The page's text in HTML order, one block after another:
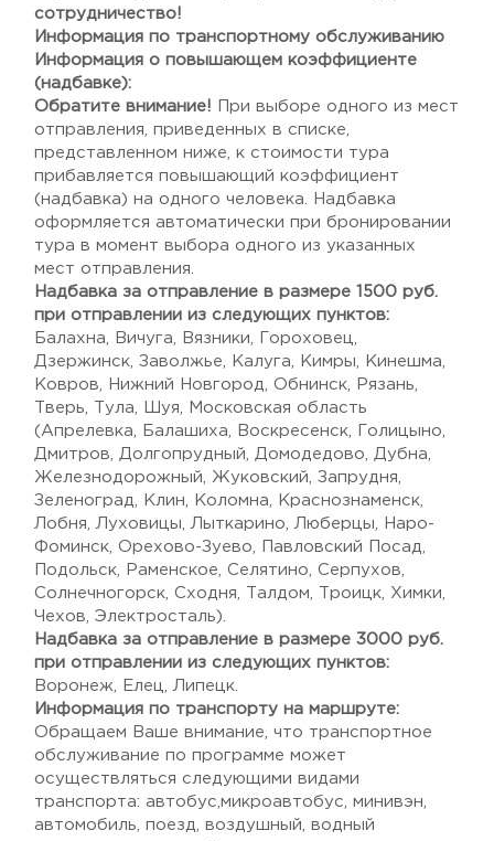
сотрудничество!
Информация по транспортному обслуживанию
Информация о повышающем коэффициенте
(надбавке):
Обратите внимание! При выборе одного из мест
отправления, приведенных в списке,
представленном ниже, к стоимости тура
прибавляется повышающий коэффициент
(надбавка) на одного человека. Надбавка
оформляется автоматически при бронировании
тура в момент выбора одного из указанных
мест отправления.
Надбавка за отправление в размере 1500 руб.
при отправлении из следующих пунктов:
Балахна, Вичуга, Вязники, Гороховец,
Дзержинск, Заволжье, Калуга, Кимры, Кинешма,
Ковров, Нижний Новгород, Обнинск, Рязань,
Тверь, Тула, Шуя, Московская область
(Апрелевка, Балашиха, Воскресенск, Голицыно,
Дмитров, Долгопрудный, Домодедово, Дубна,
Железнодорожный, Жуковский, Запрудня,
Зеленоград, Клин, Коломна, Краснознаменск,
Лобня, Луховицы, Лыткарино, Люберцы, Наро-
Фоминск, Орехово-Зуево, Павловский Посад,
Подольск, Раменское, Селятино, Серпухов,
Солнечногорск, Сходня, Талдом, Троицк, Химки,
Чехов, Электросталь).
Надбавка за отправление в размере 3000 руб.
при отправлении из следующих пунктов:
Воронеж, Елец, Липецк.
Информация по транспорту на маршруте:
Обращаем Ваше внимание, что транспортное
обслуживание по программе может
осуществляться следующими видами
транспорта: автобус,микроавтобус, минивэн,
автомобиль, поезд, воздушный, водный